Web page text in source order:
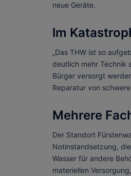
neue Geräte.
lm
„Das THW ist so
deutlich mehr Technik
Bürger versorgt
Reparatur von
Mehrere
Der Standort
Notinstandsetzung,
Wasser für andere
materiellen